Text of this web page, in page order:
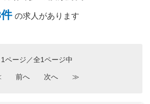
の求人があります
1ページ／全1ページ中
前へ 次へ ≫